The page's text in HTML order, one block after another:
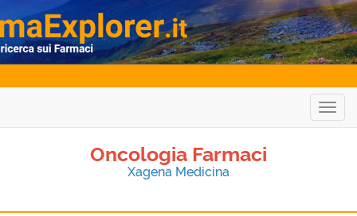
Oncologia Farmaci
Xagena Medicina